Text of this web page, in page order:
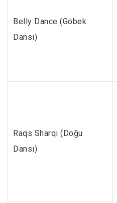
Belly Dance (Göbek
Dansı)
Raqs Sharqi (Doğu
Dansı)